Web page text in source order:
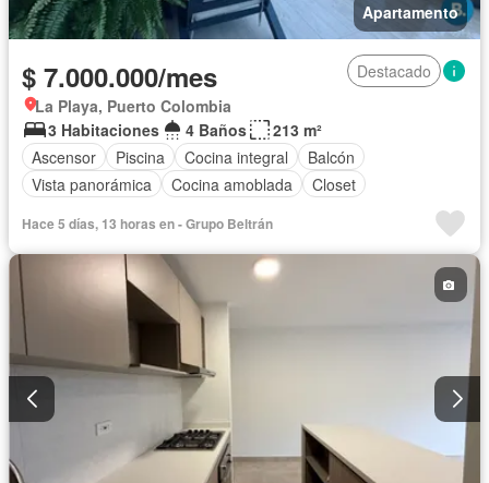
Apartamento
$ 7.000.000/mes
Destacado
La Playa, Puerto Colombia
3 Habitaciones
4 Baños
213 m²
Ascensor
Piscina Cocina integral
Balcón
Vista panorámica
Cocina amoblada Closet
Hace 5 días, 13 horas en - Grupo Beltrán